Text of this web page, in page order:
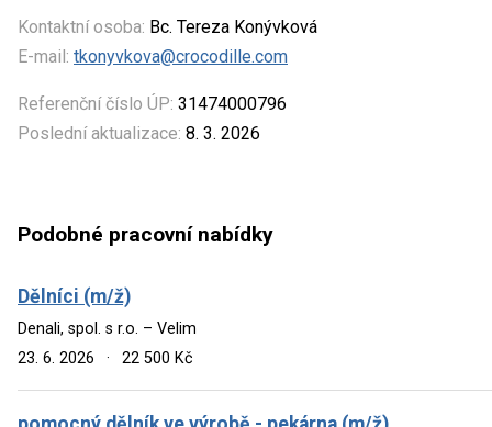
Kontaktní osoba: Bc. Tereza Konývková
E-mail: tkonyvkova@crocodille.com
Referenční číslo ÚP: 31474000796
Poslední aktualizace: 8. 3. 2026
Podobné pracovní nabídky
Dělníci (m/ž)
Denali, spol. s r.o. – Velim
23. 6. 2026
· 22 500 Kč